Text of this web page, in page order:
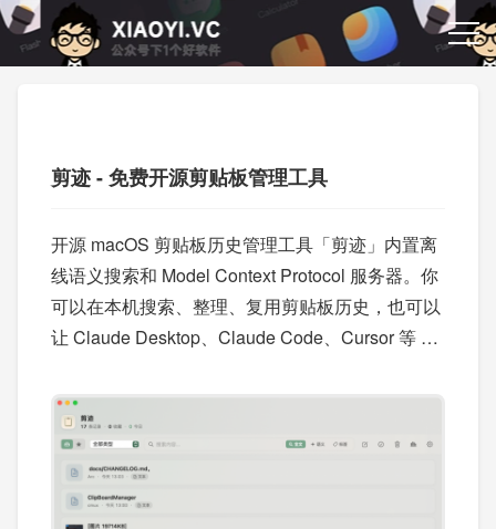
剪迹 - 免费开源剪贴板管理工具
开源 macOS 剪贴板历史管理工具「剪迹」内置离
线语义搜索和 Model Context Protocol 服务器。你
可以在本机搜索、整理、复用剪贴板历史，也可以
让 Claude Desktop、Claude Code、Cursor 等 AI
端。